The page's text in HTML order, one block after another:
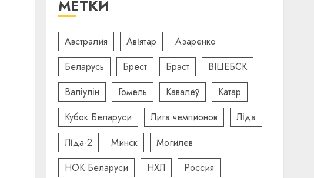
МЕТКИ
Австралия Авіятар
Азаренко
Беларусь
Брест Брэст
ВІЦЕБСК
Валіулін
Гомель Кавалёў
Катар
Кубок Беларуси
Лига чемпионов
Ліда
Ліда-2
Минск
Могилев
НОК Беларуси
НХЛ
Россия